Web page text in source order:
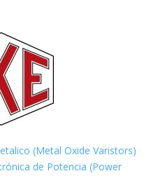
(Metal Oxide Varistors)
de Potencia (Power